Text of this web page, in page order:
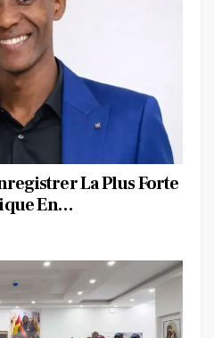
La Plus Forte
En…